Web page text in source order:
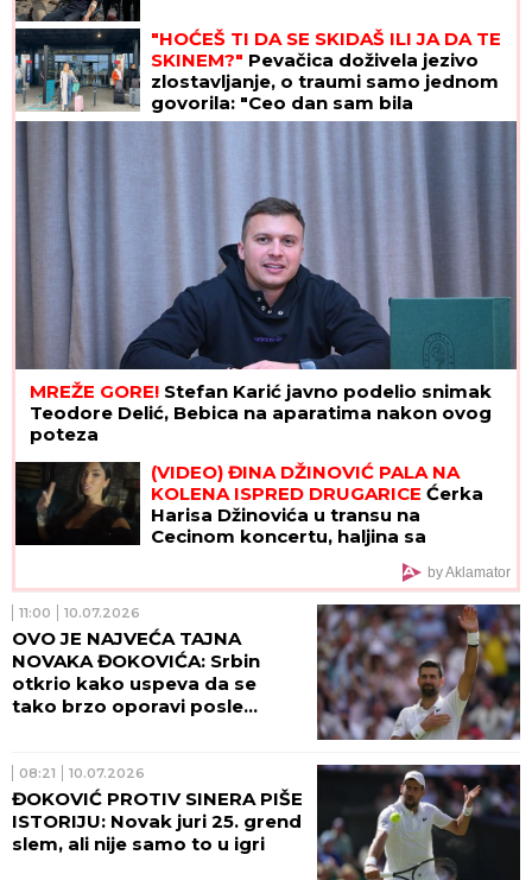
"HOĆEŠ TI DA SE SKIDAŠ ILI JA DA TE
SKINEM?" Pevačica doživela jezivo
zlostavljanje, o traumi samo jednom
govorila: "Ceo dan sam bila
zaključana"
MREŽE GORE! Stefan Karić javno podelio snimak
Teodore Delić, Bebica na aparatima nakon ovog
poteza
(VIDEO) ĐINA DŽINOVIĆ PALA NA
KOLENA ISPRED DRUGARICE Ćerka
Harisa Džinovića u transu na
Cecinom koncertu, haljina sa
by Aklamator
11:00 10.07.2026
OVO JE NAJVEĆA TAJNA
NOVAKA ĐOKOVIĆA: Srbin
otkrio kako uspeva da se
tako brzo oporavi posle
08:21 10.07.2026
ĐOKOVIĆ PROTIV SINERA PIŠE
ISTORIJU: Novak juri 25. grend
slem, ali nije samo to u igri